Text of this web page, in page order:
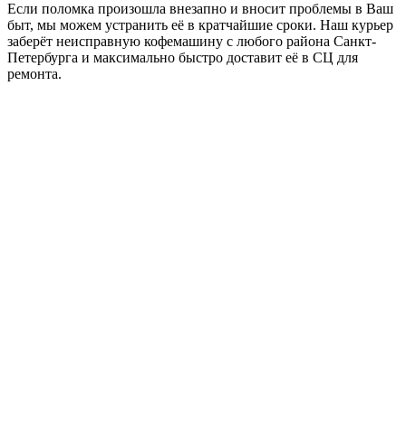
Если поломка произошла внезапно и вносит проблемы в Ваш
быт, мы можем устранить её в кратчайшие сроки. Наш курьер
заберёт неисправную кофемашину с любого района Санкт-
Петербурга и максимально быстро доставит её в СЦ для
ремонта.